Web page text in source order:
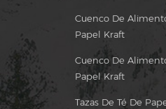
Cuenco De
Papel Kraft
Cuenco De
Papel Kraft
Tazas De Té De